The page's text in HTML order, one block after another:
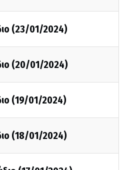
(23/01/2024)
(20/01/2024)
(19/01/2024)
(18/01/2024)